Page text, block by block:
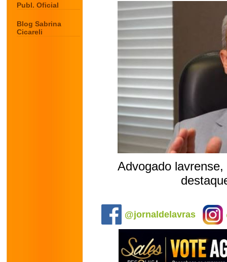
Publ. Oficial
Blog Sabrina
Cicareli
Advogado
@jornaldelavras